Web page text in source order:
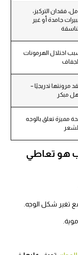
التركيز،
جامدة أو غير
الهرمونات
تدريجيًا –
تعلق بالوجه
تعاطي
شكل الوجه.